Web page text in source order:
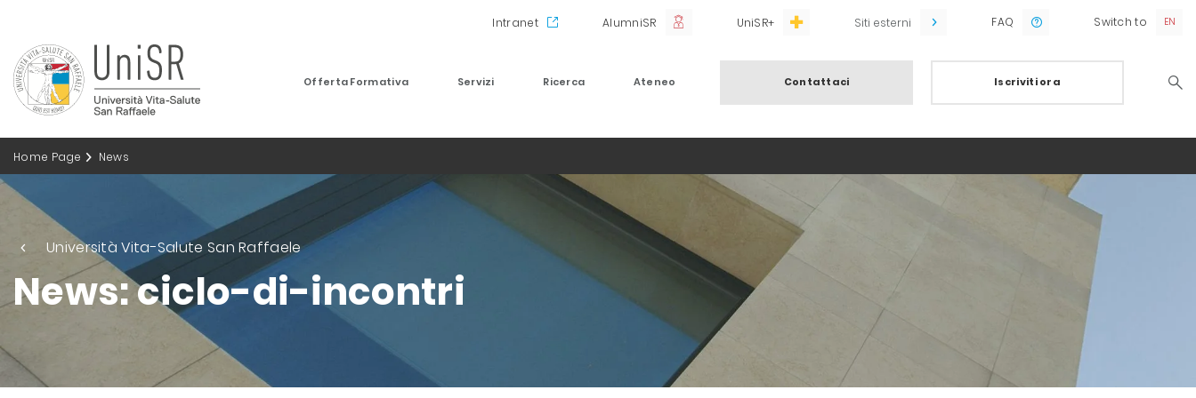
Intranet AlumniSR UniSR+ Siti esterni FAQ Switch to
Offerta Formativa Servizi Ricerca Ateneo Contattaci Iscriviti ora
Home Page News
Università Vita-Salute San Raffaele
News: ciclo-di-incontri